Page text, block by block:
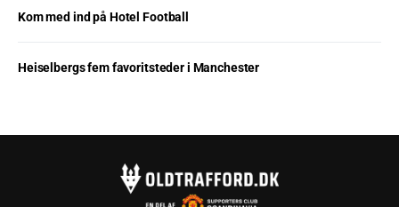
Kom med ind på Hotel Football
Heiselbergs fem favoritsteder i Manchester